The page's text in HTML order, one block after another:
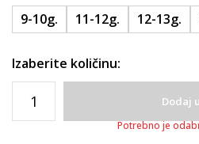
9-10g. 11-12g. 12-13g.
Izaberite količinu:
Dodaj
Potrebno je